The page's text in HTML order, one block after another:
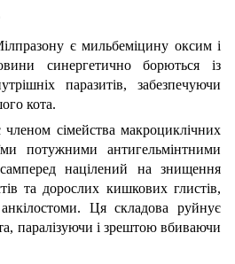
є мильбеміцину оксим і
синергетично борються із
паразитів, забезпечуючи
кота.
сімейства макроциклічних
потужними антигельмінтними
націлений на знищення
та дорослих кишкових глистів,
Ця складова руйнує
паралізуючи і зрештою вбиваючи